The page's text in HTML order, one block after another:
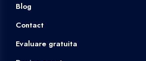
Blog
Contact
Evaluare gratuita